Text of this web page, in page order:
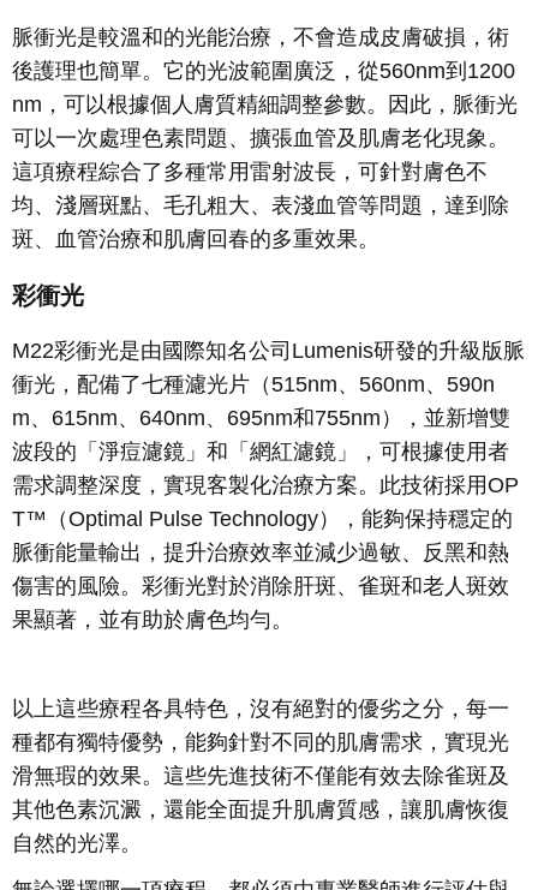
脈衝光是較溫和的光能治療，不會造成皮膚破損，術
後護理也簡單。它的光波範圍廣泛，從560nm到 1200
nm ，可以根據個人膚質精細調整參數。因此，脈衝光
可以一次處理色素問題、擴張血管及肌膚老化現象。
這項療程綜合了多種常用雷射波長，可針對膚色不
均、淺層斑點、毛孔粗大、表淺血管等問題，達到除
斑、血管治療和肌膚回春的多重效果。
彩衝光
M22彩衝光是由國際知名公司 Lumenis研發的升級版脈
衝光，配備了七種濾光片（515nm、 560nm、 590n
m、 615nm、 640nm、 695nm和755nm ），並新增雙
波段的「淨痘濾鏡」和「網紅濾鏡」，可根據使用者
需求調整深度，實現客製化治療方案。此技術採用OP
T™（Optimal Pulse Technology），能夠保持穩定的
脈衝能量輸出，提升治療效率並減少過敏、反黑和熱
傷害的風險。彩衝光對於消除肝斑、雀斑和老人斑效
果顯著，並有助於膚色均勻。
以上這些療程各具特色，沒有絕對的優劣之分，每一
種都有獨特優勢，能夠針對不同的肌膚需求，實現光
滑無瑕的效果。這些先進技術不僅能有效去除雀斑及
其他色素沉澱，還能全面提升肌膚質感，讓肌膚恢復
自然的光澤。